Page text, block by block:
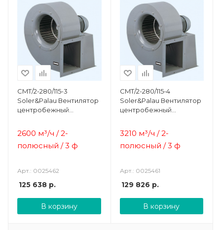
CMT/2-280/115-3
Soler&Palau Вентилятор
центробежный
2600 м³/ч / 2-
полюсный / 3 ф
Арт.: 0025462
125 638 р.
В корзину
CMT/2-280/115-4
Soler&Palau Вентилятор
центробежный
3210 м³/ч / 2-
полюсный / 3 ф
Арт.: 0025461
129 826 р.
В корзину